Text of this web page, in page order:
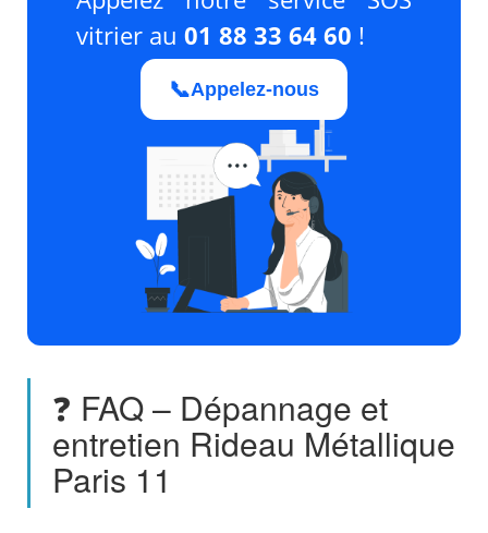
vitrier au 01 88 33 64 60 !
📞Appelez-nous
❓ FAQ – Dépannage et
entretien Rideau Métallique
Paris 11